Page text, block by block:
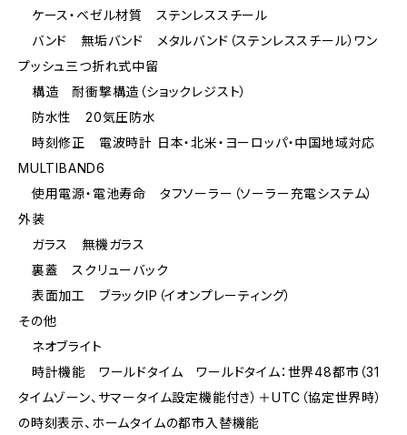
ケース・ベゼル材質 ステンレススチール
バンド 無垢バンド メタルバンド（ステンレススチール）ワン
プッシュ三つ折れ式中留
構造 耐衝撃構造（ショックレジスト）
防水性 20気圧防水
時刻修正 電波時計 日本・北米・ヨーロッパ・中国地域対応
MULTIBAND6
使用電源・電池寿命 タフソーラー（ソーラー充電システム）
外装
ガラス 無機ガラス
裏蓋 スクリューバック
表面加工 ブラックIP（イオンプレーティング）
その他
ネオブライト
時計機能 ワールドタイム ワールドタイム：世界48都市（31
タイムゾーン、サマータイム設定機能付き）＋UTC（協定世界時）
の時刻表示、ホームタイムの都市入替機能